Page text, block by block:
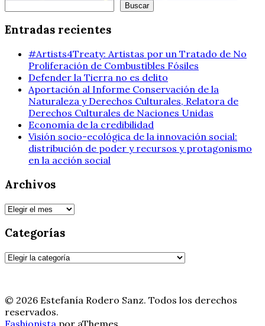
Buscar
Entradas recientes
#Artists4Treaty: Artistas por un Tratado de No
Proliferación de Combustibles Fósiles
Defender la Tierra no es delito
Aportación al Informe Conservación de la
Naturaleza y Derechos Culturales, Relatora de
Derechos Culturales de Naciones Unidas
Economía de la credibilidad
Visión socio-ecológica de la innovación social:
distribución de poder y recursos y protagonismo
en la acción social
Archivos
Archivos
Categorías
Categorías
© 2026 Estefanía Rodero Sanz. Todos los derechos
reservados.